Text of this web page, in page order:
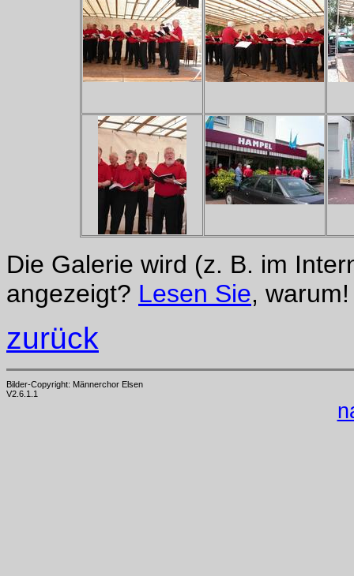
Die Galerie wird (z. B. im
angezeigt? Lesen Sie, warum!
zurück
Bilder-Copyright:
V2.6.1.1